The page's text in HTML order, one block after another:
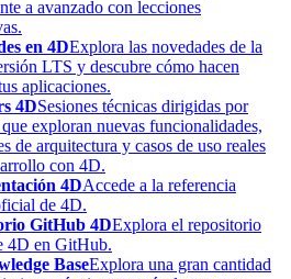
a avanzado con lecciones
en 4DExplora las novedades de la
LTS y descubre cómo hacen
aplicaciones.
4DSesiones técnicas dirigidas por
exploran nuevas funcionalidades,
de arquitectura y casos de uso reales
con 4D.
4DAccede a la referencia
de 4D.
GitHub 4DExplora el repositorio
4D en GitHub.
BaseExplora una gran cantidad